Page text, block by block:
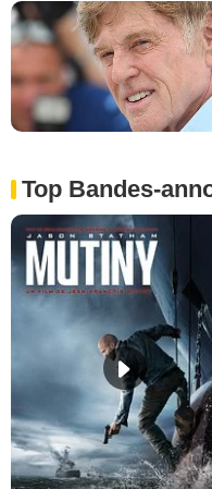
Top Bandes-